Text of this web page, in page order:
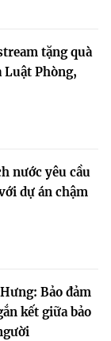
tặng quà
Phòng,
nước yêu cầu
dự án chậm
Bảo đảm
kết giữa bảo